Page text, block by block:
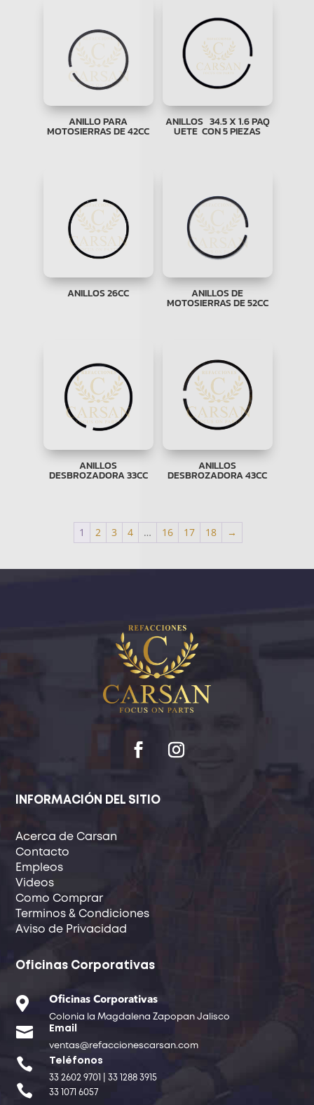
ANILLO PARA
MOTOSIERRAS DE 42CC
ANILLOS 34.5 X 1.6 PAQ
UETE CON 5 PIEZAS
ANILLOS 26CC ANILLOS DE
MOTOSIERRAS DE 52CC
ANILLOS
DESBROZADORA 33CC
ANILLOS
DESBROZADORA 43CC
1 2 3 4 … 16 17 18 →
INFORMACIÓN DEL SITIO
Acerca de Carsan
Contacto
Empleos
Videos
Como Comprar
Terminos & Condiciones
Aviso de Privacidad
Oficinas Corporativas
 Oficinas Corporativas
Colonia la Magdalena Zapopan Jalisco
 Email
ventas@refaccionescarsan.com
 Teléfonos
33 2602 9701 | 33 1288 3915
 33 1071 6057